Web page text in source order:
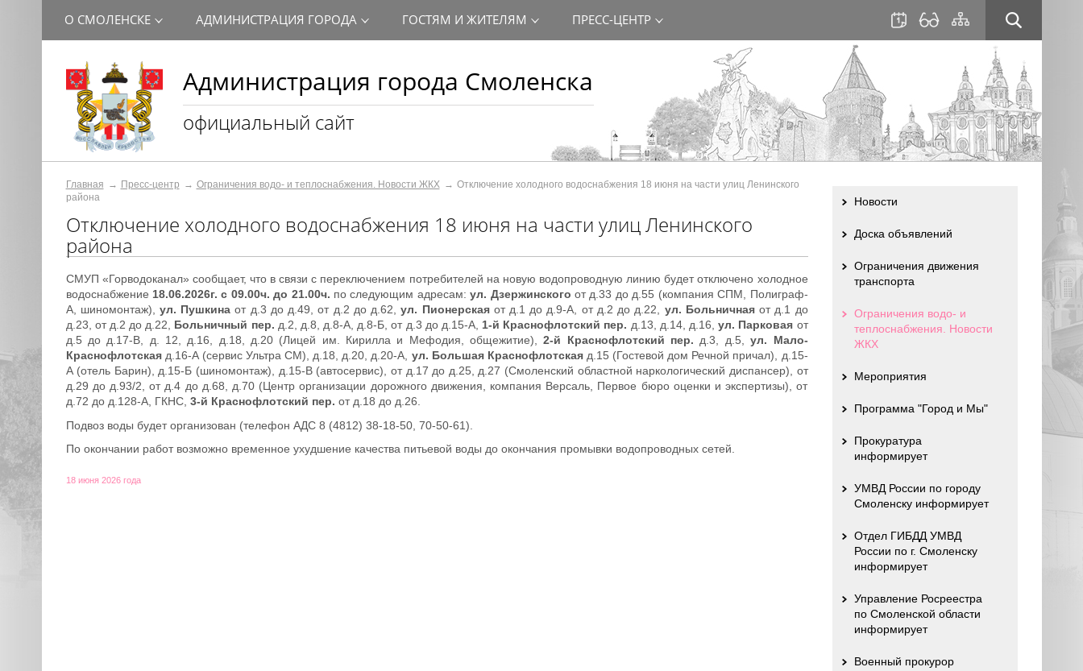
Администрация города Смоленска
официальный сайт
О СМОЛЕНСКЕ АДМИНИСТРАЦИЯ ГОРОДА ГОСТЯМ И ЖИТЕЛЯМ ПРЕСС-ЦЕНТР
Главная Пресс-центр Ограничения водо- и теплоснабжения. Новости ЖКХ
Отключение холодного водоснабжения 18 июня на части улиц Ленинского
района
Отключение холодного водоснабжения 18 июня на части улиц Ленинского
района
СМУП «Горводоканал» сообщает, что в связи с переключением потребителей на новую водопроводную линию будет отключено холодное
водоснабжение 18.06.2026г. с 09.00ч. до 21.00ч. по следующим адресам:ул. Дзержинского от д.33 до д.55 (компания СПМ, Полиграф-
А, шиномонтаж), ул. Пушкина от д.3 до д.49, от д.2 до д.62,ул. Пионерскаяот д.1 до д.9-А, от д.2 до д.22, ул. Больничнаяот д.1 до
д.23, от д.2 до д.22, Больничный пер. д.2, д.8, д.8-А, д.8-Б, от д.3 до д.15-А, 1-й Краснофлотский пер. д.13, д.14, д.16,ул. Парковая от
д.5 до д.17-В, д. 12, д.16, д.18, д.20 (Лицей им. Кирилла и Мефодия, общежитие),2-й Краснофлотский пер. д.3, д.5,ул. Мало-
Краснофлотскаяд.16-А (сервис Ультра СМ), д.18, д.20, д.20-А, ул. Большая Краснофлотскаяд.15 (Гостевой дом Речной причал), д.15-
А (отель Барин), д.15-Б (шиномонтаж), д.15-В (автосервис), от д.17 до д.25, д.27 (Смоленский областной наркологический диспансер), от
д.29 до д.93/2, от д.4 до д.68, д.70 (Центр организации дорожного движения, компания Версаль, Первое бюро оценки и экспертизы), от
д.72 до д.128-А, ГКНС, 3-й Краснофлотский пер. от д.18 до д.26.
Подвоз воды будет организован (телефон АДС 8 (4812) 38-18-50, 70-50-61).
По окончании работ возможно временное ухудшение качества питьевой воды до окончания промывки водопроводных сетей.
18 июня 2026 года
Новости
Доска объявлений
Ограничения движения
транспорта
Ограничения водо- и
теплоснабжения. Новости
ЖКХ
Мероприятия
Программа "Город и Мы"
Прокуратура
информирует
УМВД России по городу
Смоленску информирует
Отдел ГИБДД УМВД
России по г. Смоленску
информирует
Управление Росреестра
по Смоленской области
информирует
Военный прокурор